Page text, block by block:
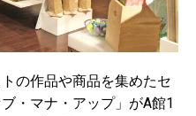
の作品や商品を集めたセ
・マナ・アップ」がA館1